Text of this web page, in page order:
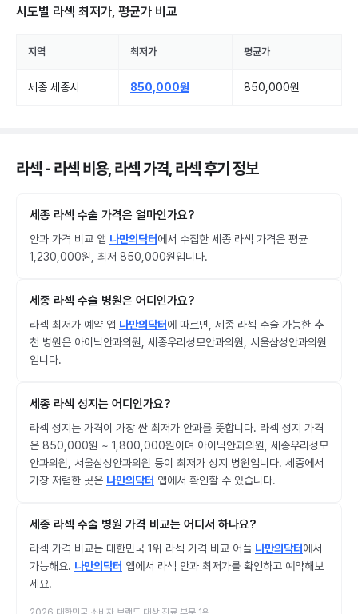
시도별 라섹 최저가, 평균가 비교
지역 최저가 평균가
세종 세종시 850,000원 850,000원
라섹 - 라섹 비용, 라섹 가격, 라섹 후기 정보
세종 라섹 수술 가격은 얼마인가요?
안과 가격 비교 앱 나만의닥터에서 수집한 세종 라섹 가격은 평균
1,230,000원, 최저 850,000원입니다.
세종 라섹 수술 병원은 어디인가요?
라섹 최저가 예약 앱 나만의닥터에 따르면, 세종 라섹 수술 가능한 추
천 병원은 아이닉안과의원, 세종우리성모안과의원, 서울삼성안과의원
입니다.
세종 라섹 성지는 어디인가요?
라섹 성지는 가격이 가장 싼 최저가 안과를 뜻합니다. 라섹 성지 가격
은 850,000원 ~ 1,800,000원이며 아이닉안과의원, 세종우리성모
안과의원, 서울삼성안과의원 등이 최저가 성지 병원입니다. 세종에서
가장 저렴한 곳은 나만의닥터 앱에서 확인할 수 있습니다.
세종 라섹 수술 병원 가격 비교는 어디서 하나요?
라섹 가격 비교는 대한민국 1위 라섹 가격 비교 어플 나만의닥터에서
가능해요. 나만의닥터 앱에서 라섹 안과 최저가를 확인하고 예약해보
세요.